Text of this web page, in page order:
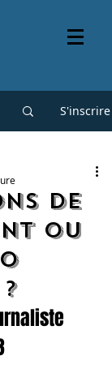
S'inscrire
de
ou